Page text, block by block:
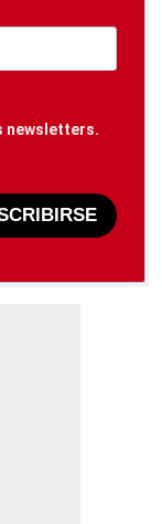
newsletters.